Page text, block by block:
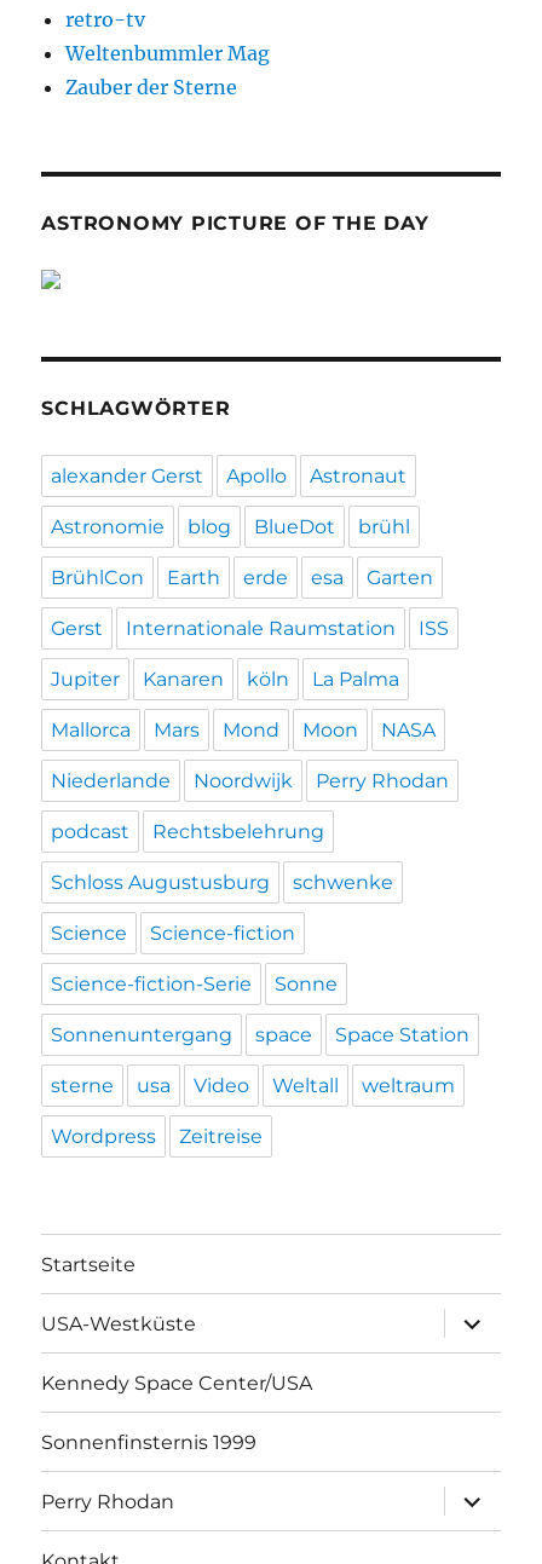
retro-tv
Weltenbummler Mag
Zauber der Sterne
ASTRONOMY PICTURE OF THE DAY
SCHLAGWÖRTER
alexander Gerst Apollo Astronaut
Astronomie blog BlueDot brühl
BrühlCon Earth erde esa Garten
Gerst Internationale Raumstation ISS
Jupiter Kanaren köln La Palma
Mallorca Mars Mond Moon NASA
Niederlande Noordwijk Perry Rhodan
podcast Rechtsbelehrung
Schloss Augustusburg schwenke
Science Science-fiction
Science-fiction-Serie Sonne
Sonnenuntergang space Space Station
sterne usa Video Weltall weltraum
Wordpress Zeitreise
Startseite
USA-Westküste
öffnen
Kennedy Space Center/USA
Sonnenfinsternis 1999
Perry Rhodan
öffnen